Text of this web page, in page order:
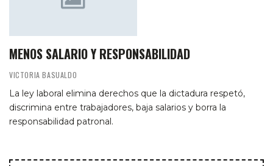
MENOS SALARIO Y RESPONSABILIDAD
VICTORIA BASUALDO
La ley laboral elimina derechos que la dictadura respetó,
discrimina entre trabajadores, baja salarios y borra la
responsabilidad patronal.